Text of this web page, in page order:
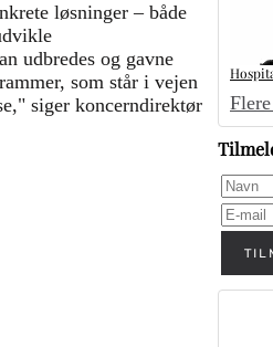
løsninger – både
udbredes og gavne
som står i vejen
siger koncerndirektør